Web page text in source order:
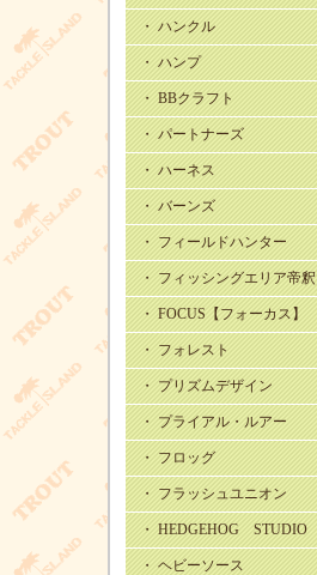
・ ハンクル
・ ハンプ
・ BBクラフト
・ パートナーズ
・ ハーネス
・ バーンズ
・ フィールドハンター
・ フィッシングエリア帝釈
・ FOCUS【フォーカス】
・ フォレスト
・ プリズムデザイン
・ プライアル・ルアー
・ フロッグ
・ フラッシュユニオン
・ HEDGEHOG STUDIO
・ ヘビーソース